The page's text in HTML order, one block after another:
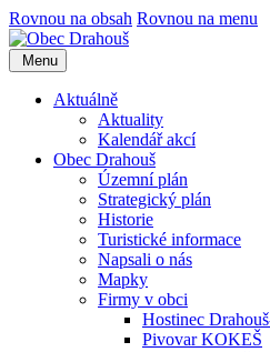
Rovnou na obsah Rovnou na menu
Menu
Aktuálně
Aktuality
Kalendář akcí
Obec Drahouš
Územní plán
Strategický plán
Historie
Turistické informace
Napsali o nás
Mapky
Firmy v obci
Hostinec
Pivovar KOKEŠ